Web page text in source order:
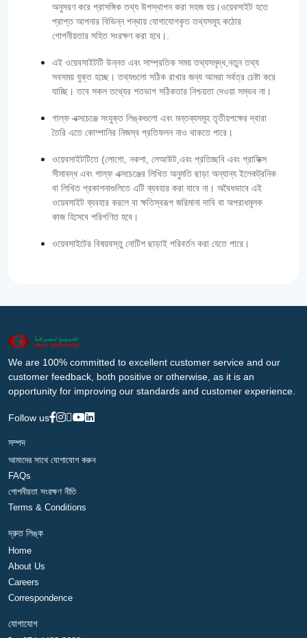
অনুসরণ করে প্রাসঙ্গিক তথ্য উপস্থাপন করা সহজ হয়।ওয়েবসাইট হতে
প্রাপ্ত আপনার বিভিন্ন পন্থায় যোগাযোগকৃত তথ্যসমূহ কঠোর
গোপনীয়তার সহিত সংরক্ষণ করা হবে।.
এই ওয়েবসাইটটি উন্নত এবং সাম্প্রতিক সময় তথ্যসমৃদ্ধ,নতুন তথ্য
সবসময় যুক্ত হচ্ছে। তথ্যগুলো সঠিক রাখার জন্য আমরা সর্বত্র চেষ্টা করে
যাচ্ছি। তবে সকল তথ্যের শতভাগ সঠিকতার নিশ্চয়তা দেওয়া সম্ভব না।
গাল্‌ফ এক্সচেঞ্জে সংযুক্ত লিঙ্কগুলো এবং মন্তব্যসমূহ তৃতীয়পক্ষের দ্বারা
তৈরি এতে কোম্পানির নিজস্ব প্রতিফলন নাও থাকতে পারে।
ওয়েবসাইটটিতে (লোগো, নকশা, লেআউট,এবং প্রতিচ্ছবি এবং গ্রাফিক্স
সীমাবদ্ধ এবং গাল্‌ফ এক্সচেঞ্জের লিখিত অনুমতি ছাড়া অন্যান্য ইলেকট্রনিক
বা লিখিত প্রকাশনাগুলিতে এটি ব্যবহার করা যাবে না। অবৈধভাবে এই
ওয়েবসাইট ব্যবহার করলে বা ক্ষতিস্বরূপ জরিমানা দাবি বা অপরাধমূলক
কাজ হিসেবে পরিগণিত হবে।
ওয়েবসাইটের বিষয়বস্তু নোটিশ ছাড়াই পরিবর্তন করা যেতে পারে।
We are 100% committed to excellent customer service and our
customer feedback, both positive or otherwise, as it is an
opportunity for improving our standards and customer experience.
Follow us
সম্পদ
আমাদের সাথে যোগাযোগ করুন
FAQs
গোপনীয়তা সংরক্ষণ নীতি
Terms & Conditions
দ্রুত লিঙ্ক
Home
About Us
Careers
Correspondence
যোগাযোগ